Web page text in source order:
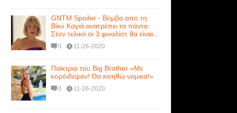
GNTM Spoiler - Βόμβα από τη
Βίκυ Καγιά ανατρέπει τα πάντα:
Στον τελικό οι 3 φιναλίστ θα είναι...
0 11-26-2020
Παίκτρια του Big Brother «Με
κορόιδεψαν! Θα κινηθώ νομικά!»
0 11-26-2020